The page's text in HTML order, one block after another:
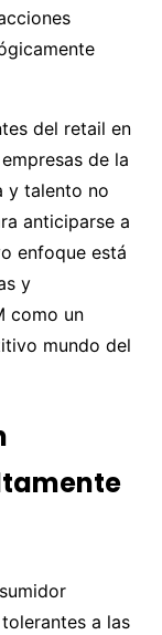
del retail en
de la
y talento no
anticiparse a
enfoque está
y
como un
mundo del
a las